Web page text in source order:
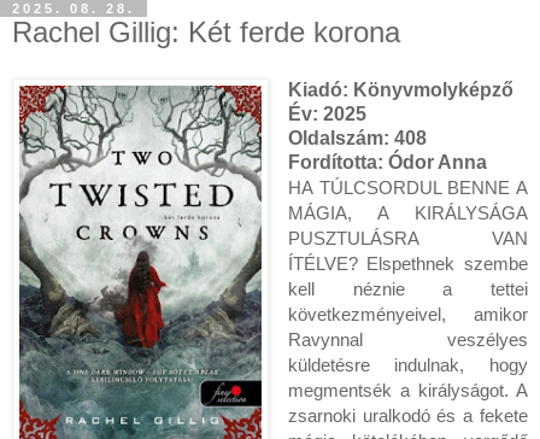
2025. 08. 28.
Rachel Gillig: Két ferde korona
Kiadó: Könyvmolyképző
Év: 2025
Oldalszám: 408
Fordította: Ódor Anna
HA TÚLCSORDUL BENNE A
MÁGIA, A KIRÁLYSÁGA
PUSZTULÁSRA VAN
ÍTÉLVE? Elspethnek szembe
kell néznie a tettei
következményeivel, amikor
Ravynnal veszélyes
küldetésre indulnak, hogy
megmentsék a királyságot. A
zsarnoki uralkodó és a fekete